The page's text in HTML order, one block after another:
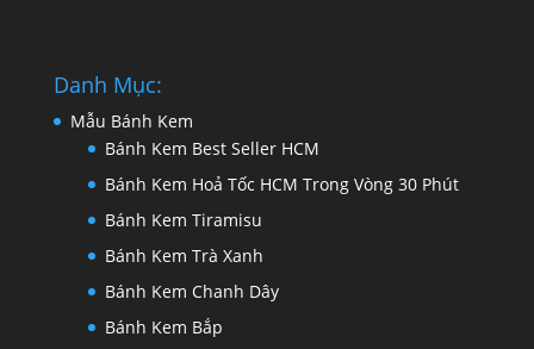
Danh Mục:
Mẫu Bánh Kem
Bánh Kem Best Seller HCM
Bánh Kem Hoả Tốc HCM Trong Vòng 30 Phút
Bánh Kem Tiramisu
Bánh Kem Trà Xanh
Bánh Kem Chanh Dây
Bánh Kem Bắp